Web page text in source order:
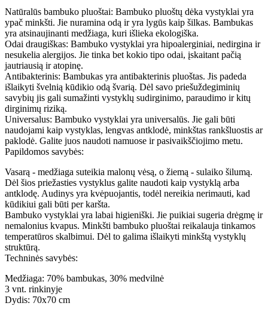
Natūralūs bambuko pluoštai: Bambuko pluoštų dėka vystyklai yra
ypač minkšti. Jie nuramina odą ir yra lygūs kaip šilkas. Bambukas
yra atsinaujinanti medžiaga, kuri išlieka ekologiška.
Odai draugiškas: Bambuko vystyklai yra hipoalerginiai, nedirgina ir
nesukelia alergijos. Jie tinka bet kokio tipo odai, įskaitant pačią
jautriausią ir atopinę.
Antibakterinis: Bambukas yra antibakterinis pluoštas. Jis padeda
išlaikyti švelnią kūdikio odą švarią. Dėl savo priešuždegiminių
savybių jis gali sumažinti vystyklų sudirginimo, paraudimo ir kitų
dirginimų riziką.
Universalus: Bambuko vystyklai yra universalūs. Jie gali būti
naudojami kaip vystyklas, lengvas antklodė, minkštas rankšluostis ar
paklodė. Galite juos naudoti namuose ir pasivaikščiojimo metu.
Papildomos savybės:
Vasarą - medžiaga suteikia malonų vėsą, o žiemą - sulaiko šilumą.
Dėl šios priežasties vystyklus galite naudoti kaip vystyklą arba
antklodę. Audinys yra kvėpuojantis, todėl nereikia nerimauti, kad
kūdikiui gali būti per karšta.
Bambuko vystyklai yra labai higieniški. Jie puikiai sugeria drėgmę ir
nemalonius kvapus. Minkšti bambuko pluoštai reikalauja tinkamos
temperatūros skalbimui. Dėl to galima išlaikyti minkštą vystyklų
struktūrą.
Techninės savybės:
Medžiaga: 70% bambukas, 30% medvilnė
3 vnt. rinkinyje
Dydis: 70x70 cm